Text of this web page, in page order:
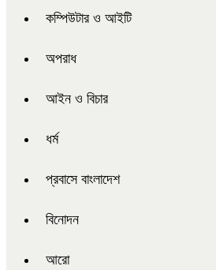
কম্পিউটার ও আইটি
অপরাধ
আইন ও বিচার
ধর্ম
প্রবাসে বাংলাদেশ
বিনোদন
আরো